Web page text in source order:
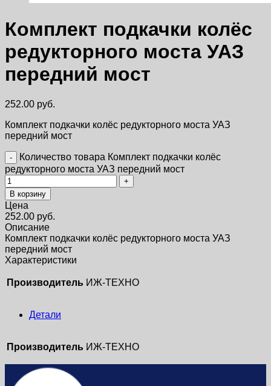
Комплект подкачки колёс
редукторного моста УАЗ
передний мост
252.00 руб.
Комплект подкачки колёс редукторного моста УАЗ
передний мост
Количество товара Комплект подкачки колёс
редукторного моста УАЗ передний мост
В корзину
Цена
252.00 руб.
Описание
Комплект подкачки колёс редукторного моста УАЗ
передний мост
Характеристики
Производитель ИЖ-ТЕХНО
Детали
Производитель ИЖ-ТЕХНО